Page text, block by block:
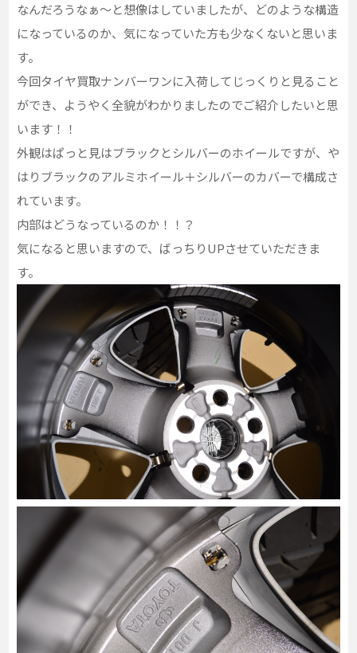
なんだろうなぁ～と想像はしていましたが、どのような構造
になっているのか、気になっていた方も少なくないと思いま
す。
今回タイヤ買取ナンバーワンに入荷してじっくりと見ること
ができ、ようやく全貌がわかりましたのでご紹介したいと思
います！！
外観はぱっと見はブラックとシルバーのホイールですが、や
はりブラックのアルミホイール＋シルバーのカバーで構成さ
れています。
内部はどうなっているのか！！？
気になると思いますので、ばっちりUPさせていただきま
す。